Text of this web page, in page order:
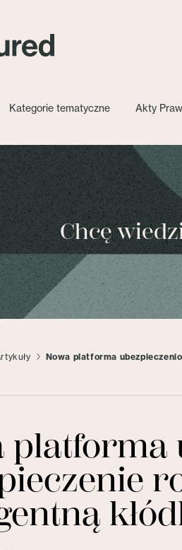
Kategorie tematyczne Akty
Chcę
Nowa platforma
platforma